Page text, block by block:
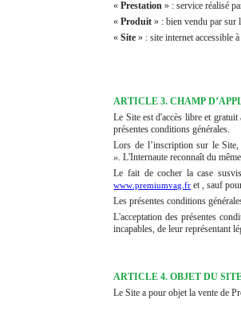
«Prestation » : service réalisé
«Produit» : bien vendu par sur
«Site» : site internet accessible
ARTICLE 3. CHAMP
Le Site est d'accès libre et
présentes conditions générales.
Lors de l’inscription sur le Site,
».L'Internaute reconnaît du
Le fait de cocher la case
www.premiumvag.fr et , sauf
Les présentes conditions
L'acceptation des présentes
incapables, de leur représentant
ARTICLE 4. OBJET DU
Le Site a pour objet la vente de